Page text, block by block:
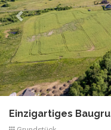
Einzigartiges